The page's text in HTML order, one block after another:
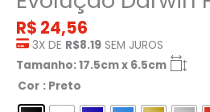
R$ 24,56
3X DE R$8.19 SEM JUROS
Tamanho: 17.5cm x 6.5cm
Cor : Preto